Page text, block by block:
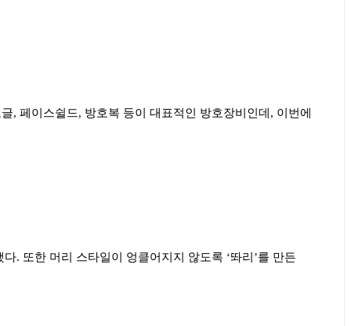
, 페이스쉴드, 방호복 등이 대표적인 방호장비인데 , 이번에
다. 또한 머리 스타일이 엉클어지지 않도록 ‘똬리 ’를 만든